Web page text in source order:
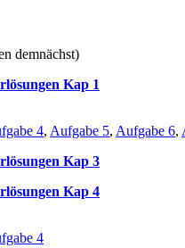
demnächst)
Kap 1
4, Aufgabe 5, Aufgabe 6,
Kap 3
Kap 4
4